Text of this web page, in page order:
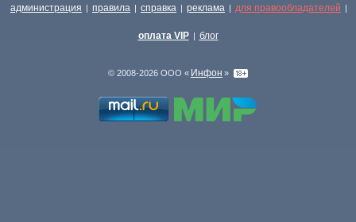
администрация | правила | справка | реклама | для правообладателей |
оплата VIP | блог
© 2008-2026 ООО « Инфон »